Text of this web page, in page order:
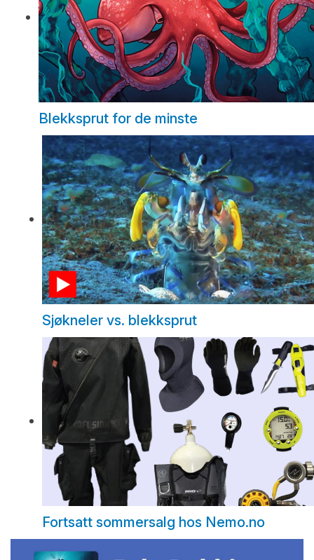
Blekksprut for de minste
Sjøkneler vs. blekksprut
Fortsatt sommersalg hos Nemo.no